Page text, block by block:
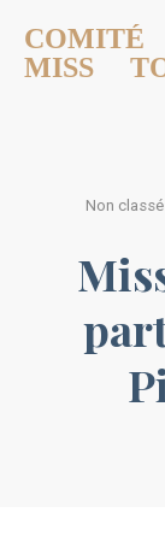
COMITÉ
MISS
Non classé